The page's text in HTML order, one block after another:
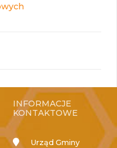
INFORMACJE
KONTAKTOWE
Urząd Gminy